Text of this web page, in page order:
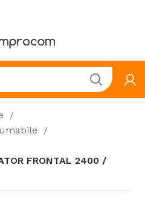
FRONTAL 2400 /